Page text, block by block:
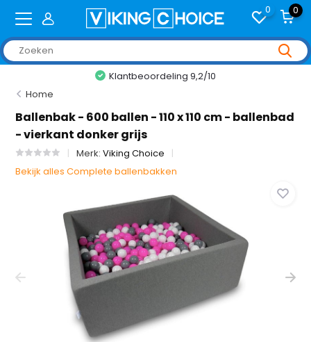
0 0
Klantbeoordeling 9,2/10
Home
Ballenbak - 600 ballen - 110 x 110 cm - ballenbad
- vierkant donker grijs
Merk:Viking Choice
Bekijk alles Complete ballenbakken